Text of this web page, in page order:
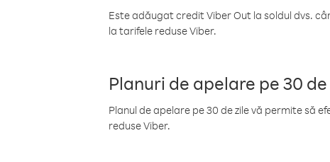
Este adăugat credit Viber Out la soldul dvs.
la tarifele reduse Viber.
Planuri de apelare pe 30 de
Planul de apelare pe 30 de zile vă permite să
reduse Viber.